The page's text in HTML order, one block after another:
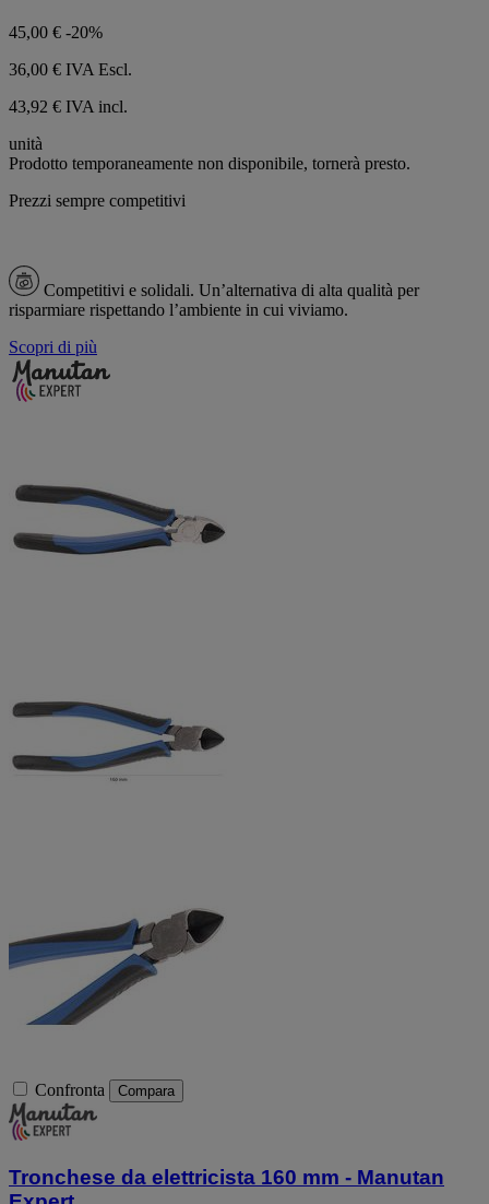
45,00 € -20%
36,00 € IVA Escl.
43,92 € IVA incl.
unità
Prodotto temporaneamente non disponibile, tornerà presto.
Prezzi sempre competitivi
Competitivi e solidali. Un’alternativa di alta qualità per
risparmiare rispettando l’ambiente in cui viviamo.
Scopri di più
Confronta Compara
Tronchese da elettricista 160 mm - Manutan